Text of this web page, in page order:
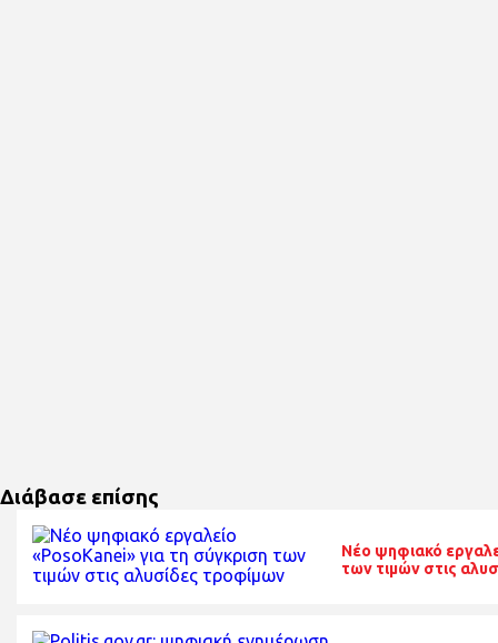
Διάβασε επίσης
Nέο ψηφιακό
των τιμών στις